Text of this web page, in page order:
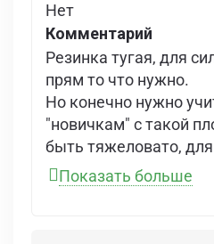
Нет
Комментарий
Резинка тугая, для
прям то что нужно.
Но конечно нужно
"новичкам" с такой
быть тяжеловато,
взять двоечку или
уже давно так что для
Показать больше